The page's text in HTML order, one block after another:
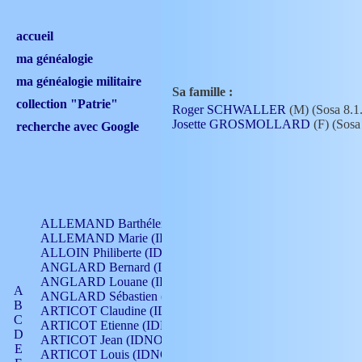
accueil
ma généalogie
ma généalogie militaire
collection "Patrie"
recherche avec Google
A
B
C
D
E
ALLEMAND Barthélemy (IDNO 330)
ALLEMAND Marie (IDNO 165)
ALLOIN Philiberte (IDNO 449)
ANGLARD Bernard (IDNO 4)
ANGLARD Louane (IDNO 4)
ANGLARD Sébastien (IDNO 4)
ARTICOT Claudine (IDNO 105)
ARTICOT Etienne (IDNO 420)
ARTICOT Jean (IDNO 210)
ARTICOT Louis (IDNO 420)
Sa famille :
Roger SCHWALLER (M) (Sosa
Josette GROSMOLLARD (F)